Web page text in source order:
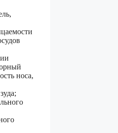
носа,